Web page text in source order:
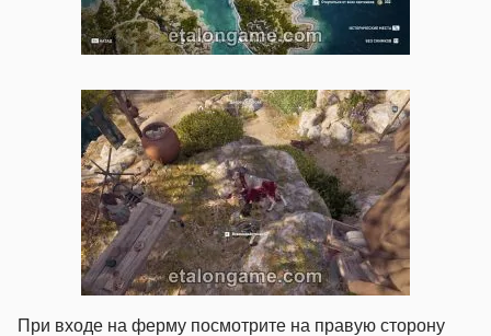
При входе на ферму посмотрите на правую сторону